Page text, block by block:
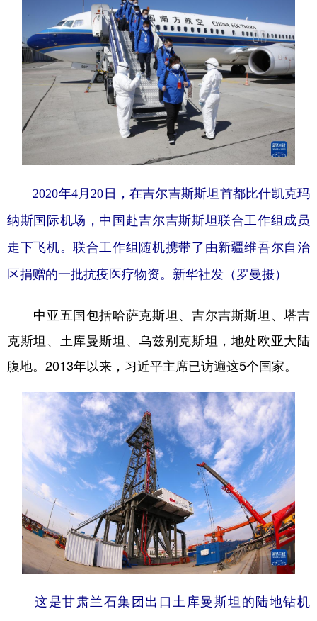
2020年4月20日，在吉尔吉斯斯坦首都比什凯克玛
纳斯国际机场，中国赴吉尔吉斯斯坦联合工作组成员
走下飞机。联合工作组随机携带了由新疆维吾尔自治
区捐赠的一批抗疫医疗物资。新华社发（罗曼摄）
中亚五国包括哈萨克斯坦、吉尔吉斯斯坦、塔吉
克斯坦、土库曼斯坦、乌兹别克斯坦，地处欧亚大陆
腹地。2013年以来，习近平主席已访遍这5个国家。
这是甘肃兰石集团出口土库曼斯坦的陆地钻机